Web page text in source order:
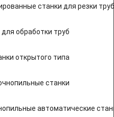
станки для резки
обработки труб
открытого типа
станки
автоматические